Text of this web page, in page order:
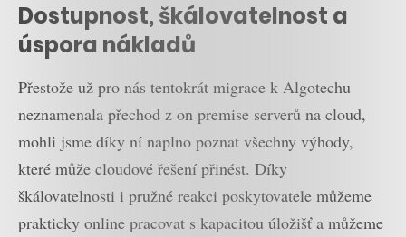
Dostupnost, škálovatelnost a
úspora nákladů
Přestože už pro nás tentokrát migrace k Algotechu
neznamenala přechod z on premise serverů na cloud,
mohli jsme díky ní naplno poznat všechny výhody,
které může cloudové řešení přinést. Díky
škálovatelnosti i pružné reakci poskytovatele můžeme
prakticky online pracovat s kapacitou úložišť a můžeme